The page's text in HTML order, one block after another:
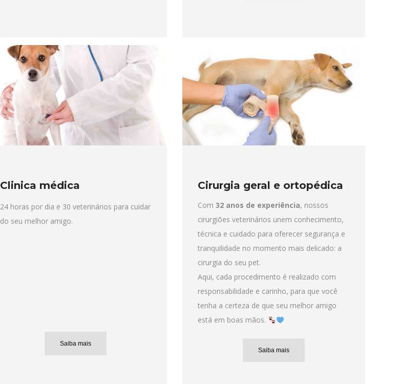
Clinica médica
24 horas por dia e 30 veterinários para cuidar
do seu melhor amigo.
Saiba mais
Cirurgia geral e ortopédica
Com32 anos de experiência, nossos
cirurgiões veterinários unem conhecimento,
técnica e cuidado para oferecer segurança e
tranquilidade no momento mais delicado: a
cirurgia do seu pet.
Aqui, cada procedimento é realizado com
responsabilidade e carinho, para que você
tenha a certeza de que seu melhor amigo
está em boas mãos.
Saiba mais